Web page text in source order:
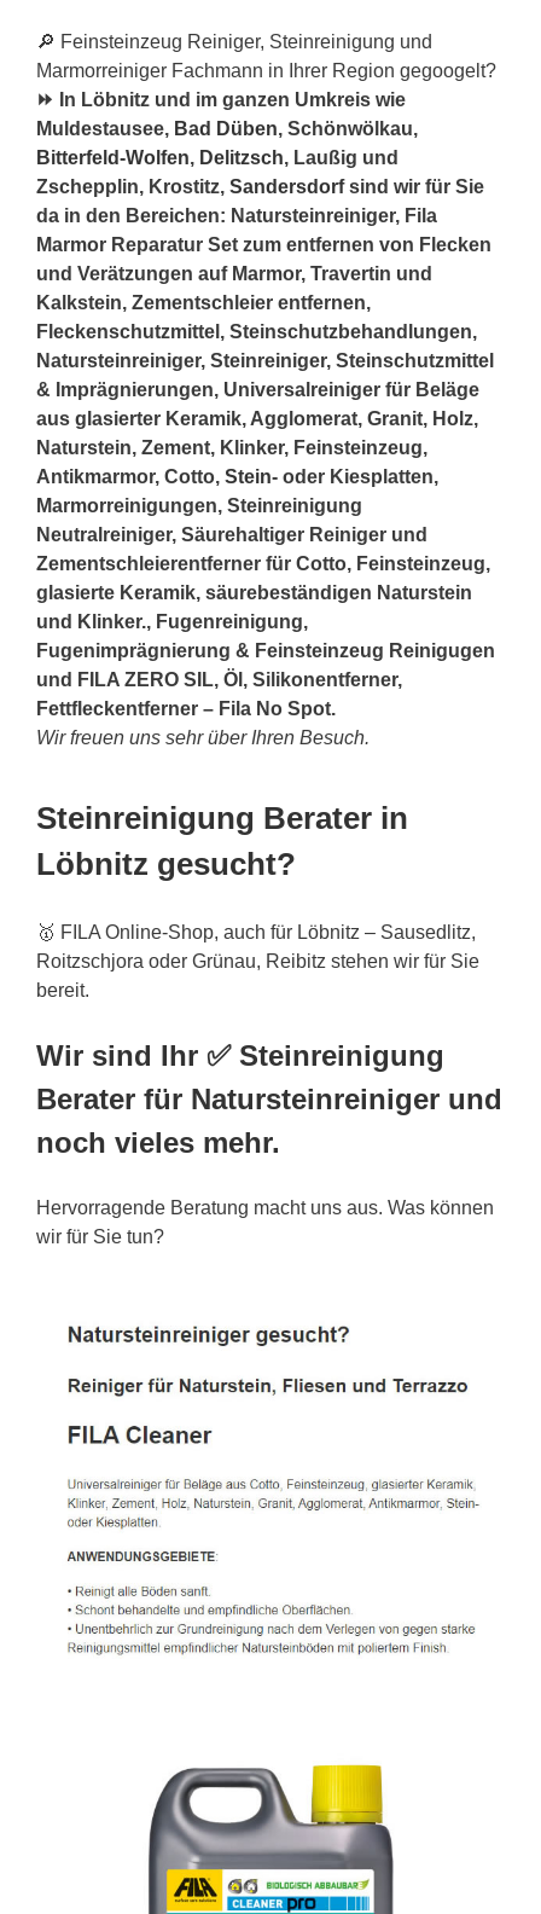
🔎 Feinsteinzeug Reiniger, Steinreinigung und
Marmorreiniger Fachmann in Ihrer Region gegoogelt?
⏩ In Löbnitz und im ganzen Umkreis wie
Muldestausee, Bad Düben, Schönwölkau,
Bitterfeld-Wolfen, Delitzsch, Laußig und
Zschepplin, Krostitz, Sandersdorfsind wir für Sie
da in den Bereichen: Natursteinreiniger, Fila
Marmor Reparatur Set zum entfernen von Flecken
und Verätzungen auf Marmor, Travertin und
Kalkstein, Zementschleier entfernen,
Fleckenschutzmittel, Steinschutzbehandlungen,
Natursteinreiniger, Steinreiniger, Steinschutzmittel
& Imprägnierungen, Universalreiniger für Beläge
aus glasierter Keramik, Agglomerat, Granit, Holz,
Naturstein, Zement, Klinker, Feinsteinzeug,
Antikmarmor, Cotto, Stein- oder Kiesplatten,
Marmorreinigungen, Steinreinigung
Neutralreiniger, Säurehaltiger Reiniger und
Zementschleierentferner für Cotto, Feinsteinzeug,
glasierte Keramik, säurebeständigen Naturstein
und Klinker., Fugenreinigung,
Fugenimprägnierung & Feinsteinzeug Reinigugen
und FILA ZERO SIL, Öl, Silikonentferner,
Fettfleckentferner – Fila No Spot.
Wir freuen uns sehr über Ihren Besuch.
Steinreinigung Berater in
Löbnitz gesucht?
🥇 FILA Online-Shop, auch für Löbnitz – Sausedlitz,
Roitzschjora oder Grünau, Reibitz stehen wir für Sie
bereit.
Wir sind Ihr ✅ Steinreinigung
Berater für Natursteinreiniger und
noch vieles mehr.
Hervorragende Beratung macht uns aus. Was können
wir für Sie tun?